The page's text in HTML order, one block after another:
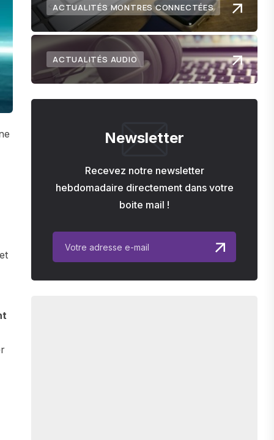
ACTUALITÉS MONTRES CONNECTÉES
ACTUALITÉS AUDIO
Newsletter
Recevez notre newsletter
hebdomadaire directement dans votre
boite mail !